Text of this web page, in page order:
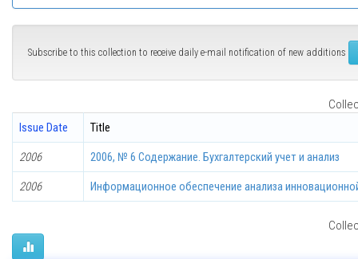
Subscribe to this collection to receive daily e-mail notification of new additions
Issue Date
Title
2006 2006, № 6 Содержание. Бухгалтерский учет и анализ
2006 Информационное обеспечение анализа